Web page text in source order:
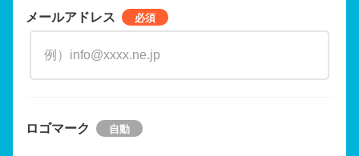
メールアドレス
ロゴマーク